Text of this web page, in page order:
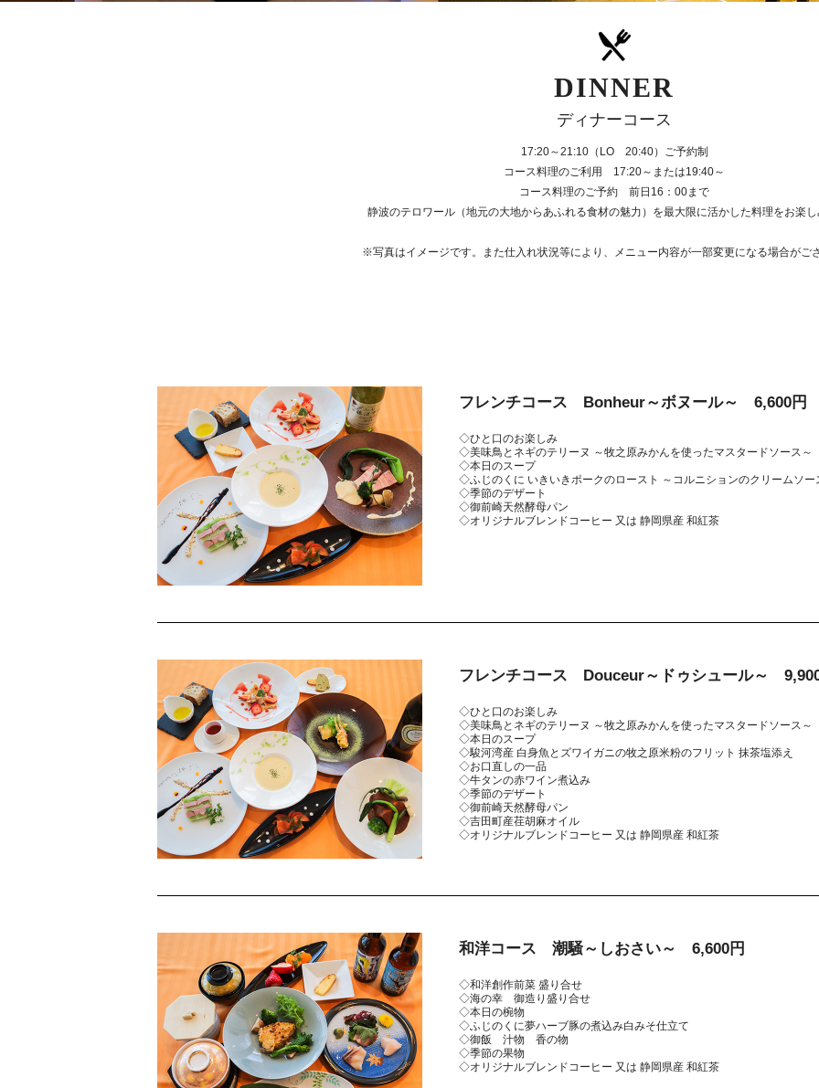
DINNER
ディナーコース
17:20～21:10（LO 20:40）ご予約制
コース料理のご利用 17:20～または19:40～
コース料理のご予約 前日16：00まで
静波のテロワール（地元の大地からあふれる食材の魅力）を最大限に活かした料理をお楽
※写真はイメージです。また仕入れ状況等により、 メニュー内容が一部変更になる場合がご
フレンチコース Bonheur～ボヌール～ 6,600円
◇ひと口のお楽しみ
◇美味鳥とネギのテリーヌ ～牧之原みかんを使ったマスタードソース～
◇本日のスープ
◇ふじのくに いきいきポークのロースト ～コルニションのクリームソー
◇季節のデザート
◇御前崎天然酵母パン
◇オリジナルブレンドコーヒー 又は 静岡県産 和紅茶
フレンチコース Douceur～ドゥシュール～
◇ひと口のお楽しみ
◇美味鳥とネギのテリーヌ ～牧之原みかんを使ったマスタードソース～
◇本日のスープ
◇駿河湾産 白身魚とズワイガニの牧之原米粉のフリット 抹茶塩添え
◇お口直しの一品
◇牛タンの赤ワイン煮込み
◇季節のデザート
◇御前崎天然酵母パン
◇吉田町産荏胡麻オイル
◇オリジナルブレンドコーヒー 又は 静岡県産 和紅茶
和洋コース 潮騒～しおさい～ 6,600円
◇和洋創作前菜 盛り合せ
◇海の幸 御造り盛り合せ
◇本日の椀物
◇ふじのくに夢ハーブ豚の煮込み白みそ仕立て
◇御飯 汁物 香の物
◇季節の果物
◇オリジナルブレンドコーヒー 又は 静岡県産 和紅茶